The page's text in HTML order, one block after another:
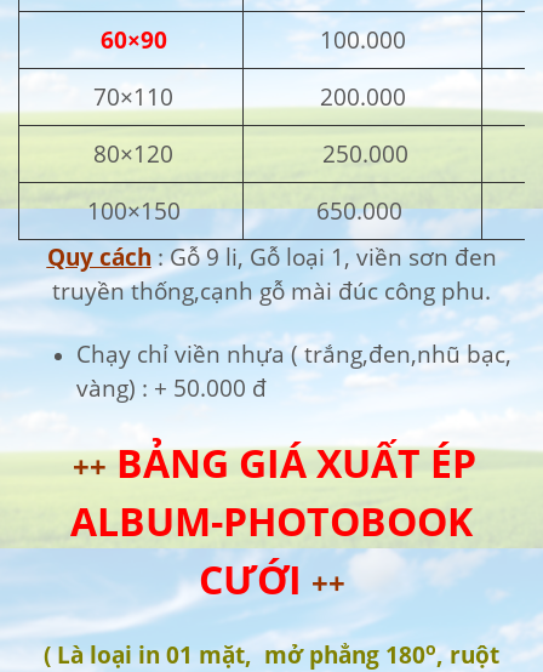
60×90
100.000
70×110
200.000
80×120
250.000
100×150
650.000
Quy cách : Gỗ 9 li, Gỗ loại 1, viền sơn đen
truyền thống,cạnh gỗ mài đúc công phu.
Chạy chỉ viền nhựa ( trắng,đen,nhũ bạc,
vàng) : + 50.000 đ
++ BẢNG GIÁ XUẤT ÉP
ALBUM-PHOTOBOOK
CƯỚI ++
( Là loại in 01 mặt, mở phẳng 180o, ruột